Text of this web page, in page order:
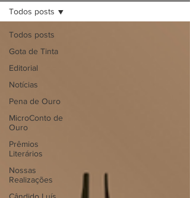
Todos posts
Gota de Tinta
Editorial
Notícias
Pena de Ouro
MicroConto de
Ouro
Prêmios
Literários
Nossas
Realizações
Cândido Luís
Todos posts